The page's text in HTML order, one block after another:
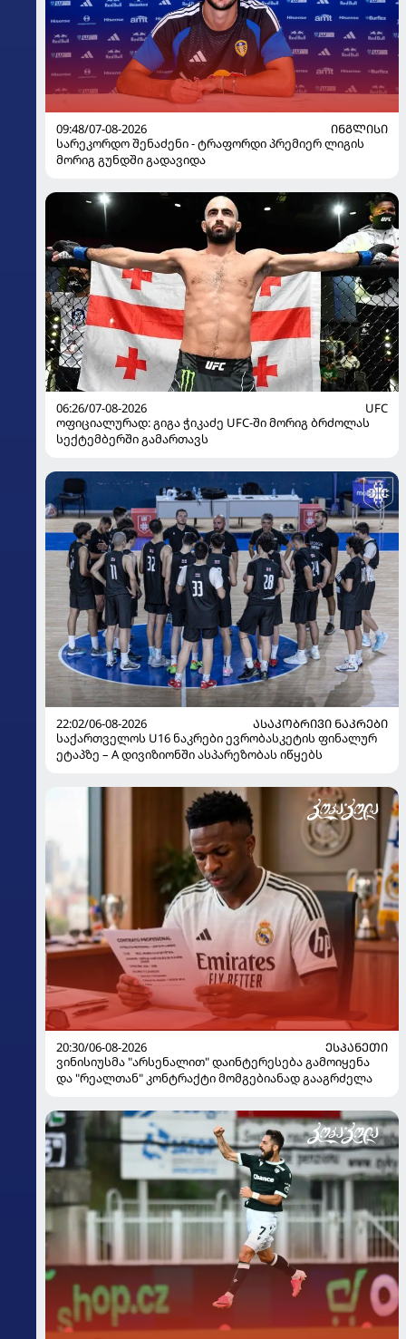
09:48/07-08-2026
ᲘᲜᲒᲚᲘᲡᲘ
სარეკორდო შენაძენი - ტრაფორდი პრემიერ ლიგის
მორიგ გუნდში გადავიდა
06:26/07-08-2026
UFC
ოფიციალურად: გიგა ჭიკაძე UFC-ში მორიგ ბრძოლას
სექტემბერში გამართავს
22:02/06-08-2026
ᲐᲡᲐᲙᲝᲑᲠᲘᲕᲘ ᲜᲐᲙᲠᲔᲑᲘ
საქართველოს U16 ნაკრები ევრობასკეტის ფინალურ
ეტაპზე – A დივიზიონში ასპარეზობას იწყებს
20:30/06-08-2026
ᲔᲡᲞᲐᲜᲔᲗᲘ
ვინისიუსმა "არსენალით" დაინტერესება გამოიყენა
და "რეალთან" კონტრაქტი მომგებიანად გააგრძელა